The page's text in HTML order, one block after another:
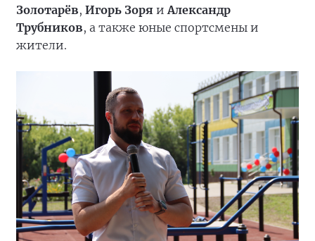
Золотарёв, Игорь Зоря иАлександр
Трубников, а также юные спортсмены и
жители.